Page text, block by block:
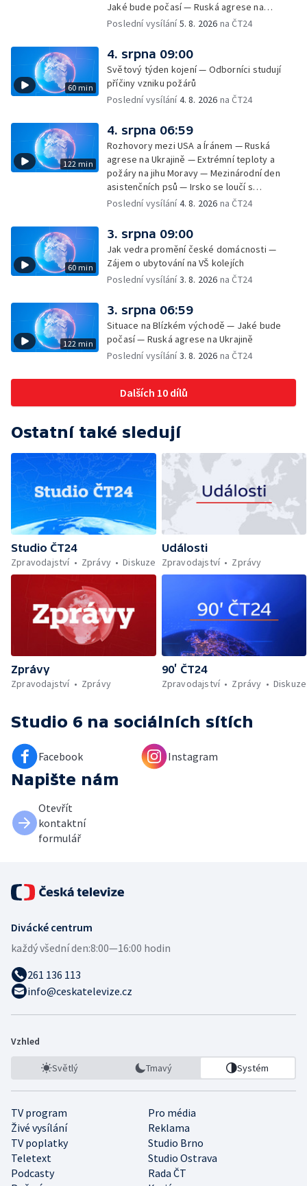
Jaké bude počasí — Ruská agrese na
Ukrajině — Vliv veder na lidské orgány — Při
— Třem obcím na Brněnsku dočasně došla
pitná voda — SP v orientačním běhu v Česku
— Horko a požáry sužují Evropu — Rybářský
příměstský tábor
Poslední vysílání5. 8. 2026 na ČT24
60 min
4. srpna 09:00
Světový týden kojení — Odborníci studují
příčiny vzniku požárů
Poslední vysílání4. 8. 2026 na ČT24
122 min
4. srpna 06:59
Rozhovory mezi USA a Íránem — Ruská
agrese na Ukrajině — Extrémní teploty a
požáry na jihu Moravy — Mezinárodní den
asistenčních psů — Irsko se loučí s
hudebníkem Glenem Hansardem
Poslední vysílání4. 8. 2026 na ČT24
60 min
3. srpna 09:00
Jak vedra promění české domácnosti —
Zájem o ubytování na VŠ kolejích
Poslední vysílání3. 8. 2026 na ČT24
122 min
3. srpna 06:59
Situace na Blízkém východě — Jaké bude
počasí — Ruská agrese na Ukrajině
Poslední vysílání3. 8. 2026 na ČT24
Dalších 10 dílů
Ostatní také sledují
Studio ČT24
Zpravodajství
Zprávy Diskuze
Události
Zpravodajství
Zprávy
Zprávy
Zpravodajství
Zprávy
90’ ČT24
Zpravodajství
Zprávy Diskuze
Studio 6 na sociálních sítích
Facebook Instagram
Napište nám
Otevřít
kontaktní
formulář
Divácké centrum
každý všední den:8:00—16:00 hodin
261 136 113
info@ceskatelevize.cz
Vzhled
Světlý Tmavý Systém
TV program
Pro média
Živé vysílání
Reklama
TV poplatky
Studio Brno
Teletext
Studio Ostrava
Podcasty
Rada ČT